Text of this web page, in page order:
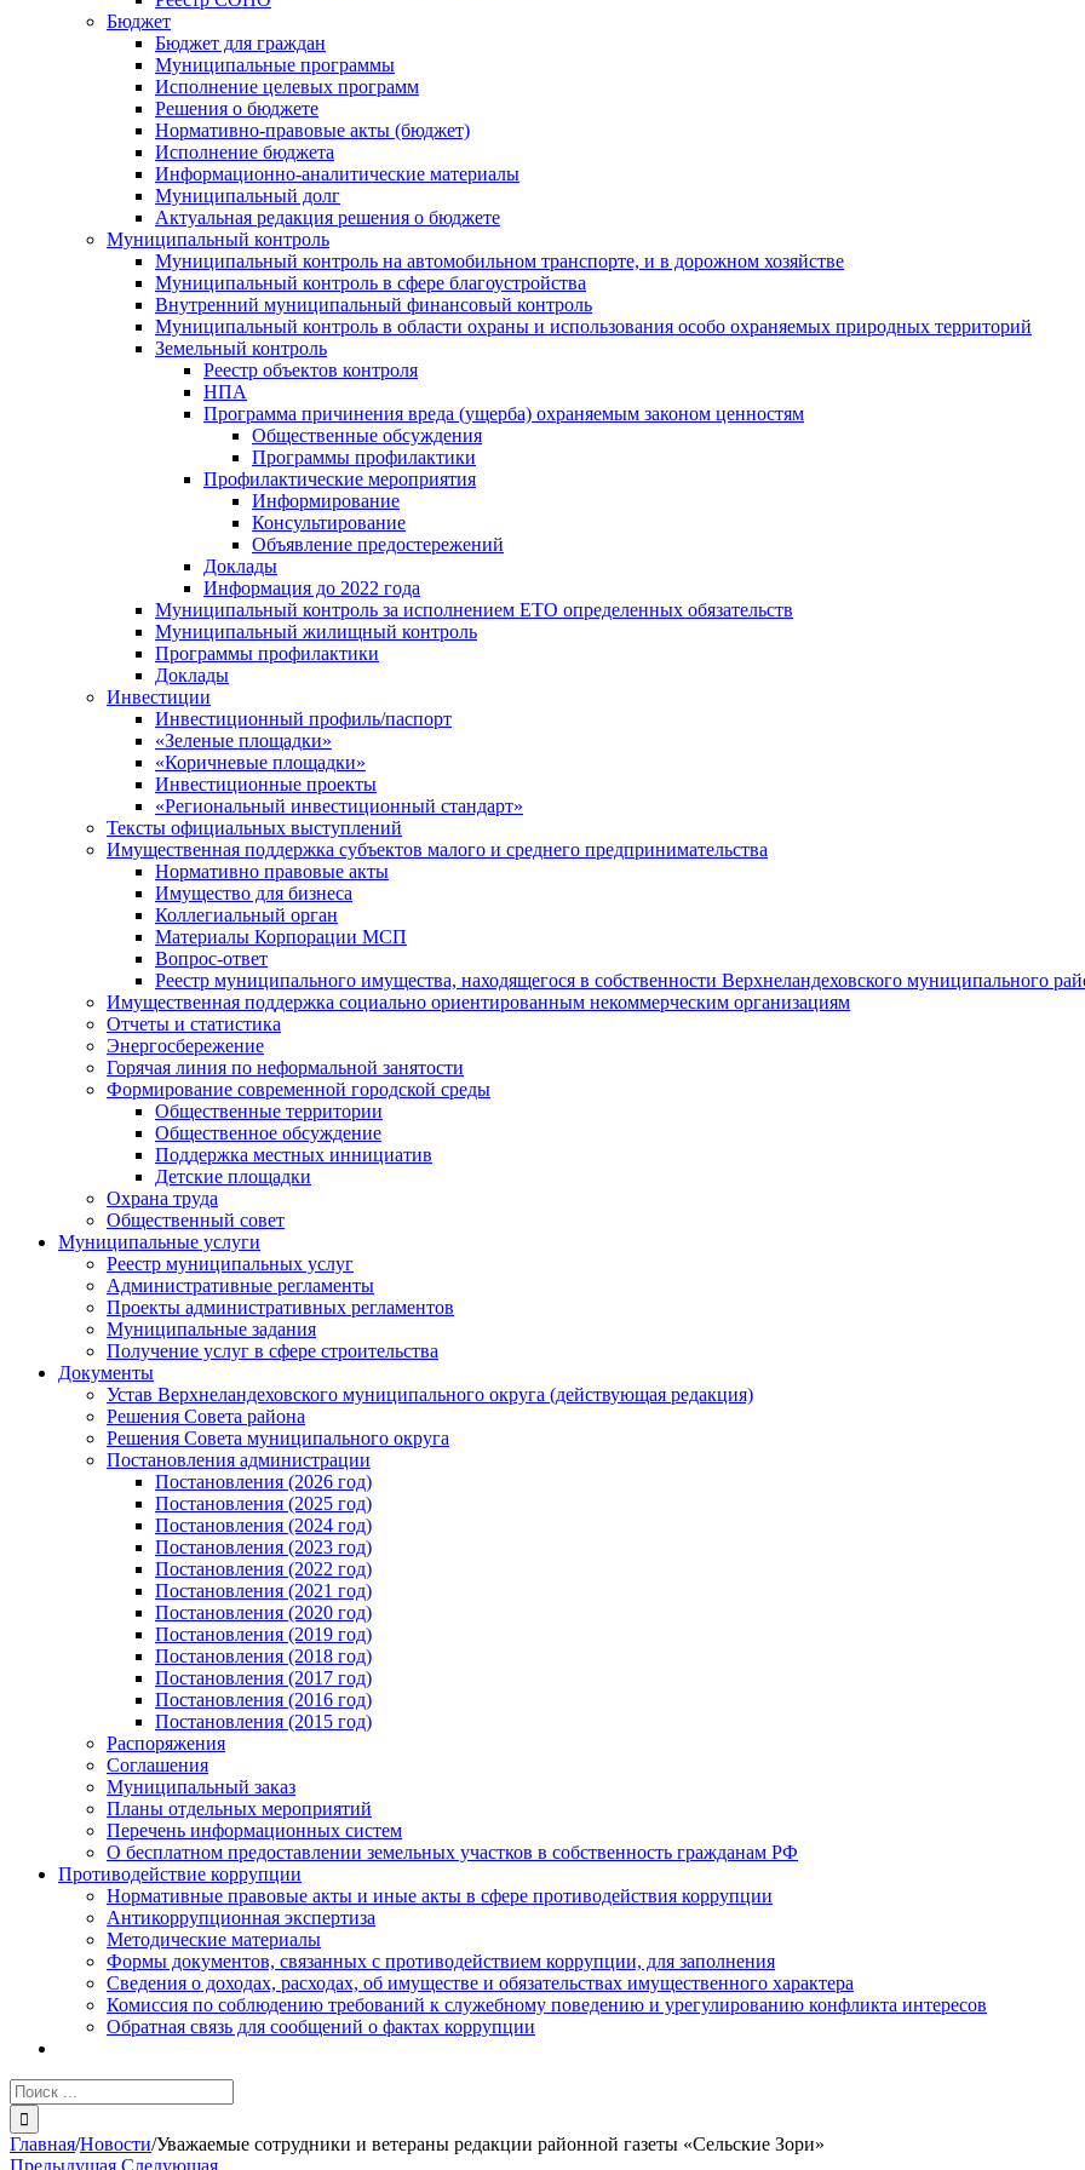
Бюджет
Бюджет для граждан
Муниципальные программы
Исполнение целевых программ
Решения о бюджете
Нормативно-правовые акты (бюджет)
Исполнение бюджета
Информационно-аналитические материалы
Муниципальный долг
Актуальная редакция решения о бюджете
Муниципальный контроль
Муниципальный контроль на автомобильном транспорте, и в дорожном хозяйстве
Муниципальный контроль в сфере благоустройства
Внутренний муниципальный финансовый контроль
Муниципальный контроль в области охраны и использования особо охраняемых природных территорий
Земельный контроль
Реестр объектов контроля
НПА
Программа причинения вреда (ущерба) охраняемым законом ценностям
Общественные обсуждения
Программы профилактики
Профилактические мероприятия
Информирование
Консультирование
Объявление предостережений
Доклады
Информация до 2022 года
Муниципальный контроль за исполнением ЕТО определенных обязательств
Муниципальный жилищный контроль
Программы профилактики
Доклады
Инвестиции
Инвестиционный профиль/паспорт
«Зеленые площадки»
«Коричневые площадки»
Инвестиционные проекты
«Региональный инвестиционный стандарт»
Тексты официальных выступлений
Имущественная поддержка субъектов малого и среднего предпринимательства
Нормативно правовые акты
Имущество для бизнеса
Коллегиальный орган
Материалы Корпорации МСП
Вопрос-ответ
Реестр муниципального имущества, находящегося в собственности Верхнеландеховского муниципального
Имущественная поддержка социально ориентированным некоммерческим организациям
Отчеты и статистика
Энергосбережение
Горячая линия по неформальной занятости
Формирование современной городской среды
Общественные территории
Общественное обсуждение
Поддержка местных иннициатив
Детские площадки
Охрана труда
Общественный совет
Муниципальные услуги
Реестр муниципальных услуг
Административные регламенты
Проекты административных регламентов
Муниципальные задания
Получение услуг в сфере строительства
Документы
Устав Верхнеландеховского муниципального округа (действующая редакция)
Решения Совета района
Решения Совета муниципального округа
Постановления администрации
Постановления (2026 год)
Постановления (2025 год)
Постановления (2024 год)
Постановления (2023 год)
Постановления (2022 год)
Постановления (2021 год)
Постановления (2020 год)
Постановления (2019 год)
Постановления (2018 год)
Постановления (2017 год)
Постановления (2016 год)
Постановления (2015 год)
Распоряжения
Соглашения
Муниципальный заказ
Планы отдельных мероприятий
Перечень информационных систем
О бесплатном предоставлении земельных участков в собственность гражданам РФ
Противодействие коррупции
Нормативные правовые акты и иные акты в сфере противодействия коррупции
Антикоррупционная экспертиза
Методические материалы
Формы документов, связанных с противодействием коррупции, для заполнения
Сведения о доходах, расходах, об имуществе и обязательствах имущественного характера
Комиссия по соблюдению требований к служебному поведению и урегулированию конфликта интересов
Обратная связь для сообщений о фактах коррупции
Результат
поиска:
Главная/Новости/Уважаемые сотрудники и ветераны редакции районной газеты «Сельские Зори»
Предыдущая Следующая